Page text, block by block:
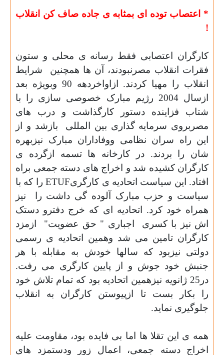
* اعتصاب توده ای بمثابه ی جاده صاف کن انقلاب
!
کارگران اعتصابی فقط رسانه ی محلی و ستون
فقرات انقلاب مصرنبودند، آن ها همچنین
شرایط
انقلاب را مهیا کردند. ازاواخردهه 90 وبویژه بعد
ازسال 2004 رژیم مبارک خصوصی سازی را با
شتاب فزاینده دستور کارگذاشت و درب های
مصربروی سرمایه گذاری بین المللی
بازشد و از
این راه سران نظامی ووفاداران مبارک نیزبهره
شان را بردند. در کارخانه ها تسمه ازگرده ی
کارگران کشیده شد و اخراج های دسته جمعی براه
افتاد. این سیاست اتحادیه ی کارگریETUF را که با
سیاست و حزب مبارک آلوده گی داشت را
نیز
همراه خود کرد. اتحادیه ای که خرج دفترو دستک
اش نیز با کسری
اجباری " حق عضویت"
ازمزد
کارگران تامین می شد وهمین اتحادیه ی رسمی
دولتی نیزبود که سالها خودش به مقابله با هر
جنبش خود جوش و از پایین کارگری می رفت.
در25 ژانویه نیزهمین اتحادیه بود که تمام تلاش خود
را بکار بست تا ازپیوستن کارگران به انقلاب
جلوگیری نماید.
همه ی این تقلا ها اما بی فایده بود، مقاومت علیه
اخراج دسته جمعی، اعمال زور ودستمزد های